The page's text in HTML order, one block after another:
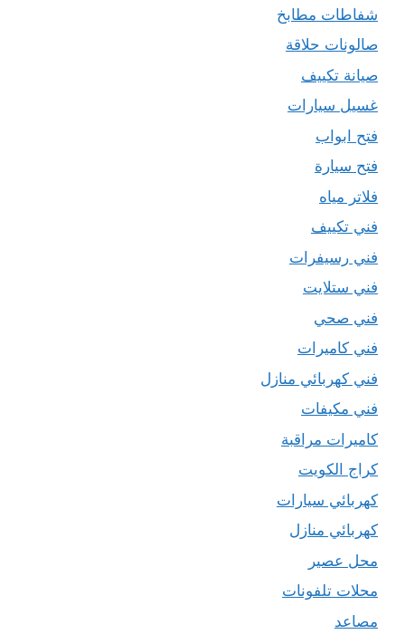
شفاطات مطابخ
صالونات حلاقة
صيانة تكييف
غسيل سيارات
فتح ابواب
فتح سيارة
فلاتر مياه
فني تكييف
فني رسيفرات
فني ستلايت
فني صحي
فني كاميرات
فني كهربائي منازل
فني مكيفات
كاميرات مراقبة
كراج الكويت
كهربائي سيارات
كهربائي منازل
محل عصير
محلات تلفونات
مصاعد